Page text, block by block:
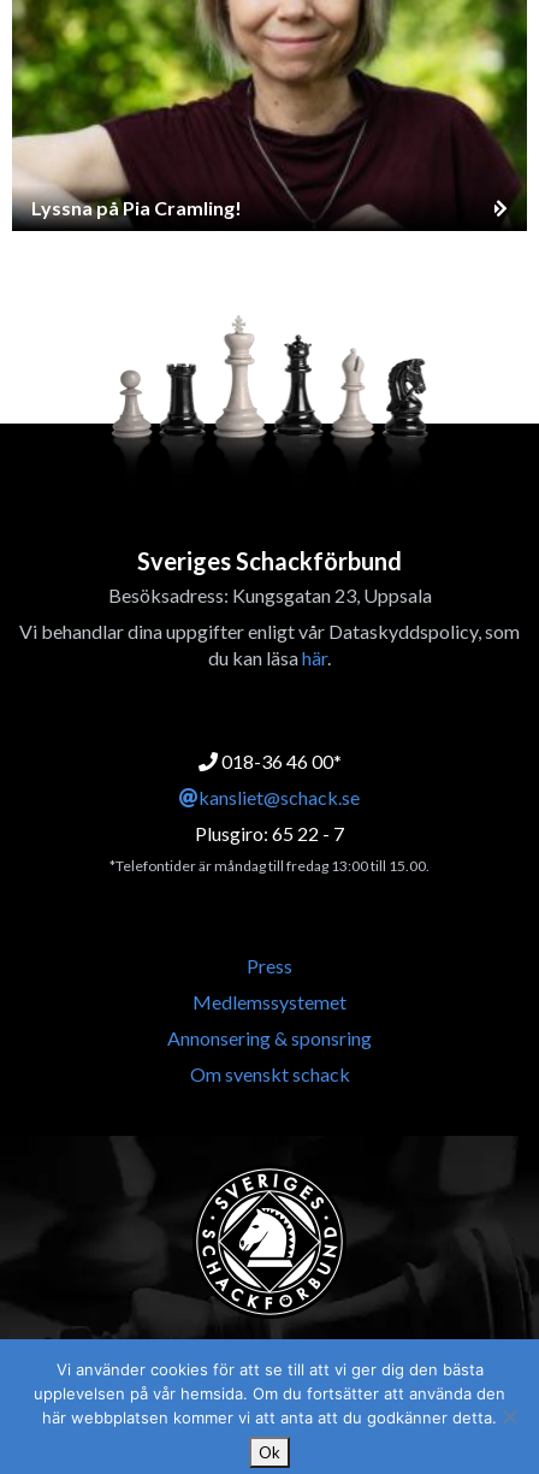
Lyssna på Pia Cramling!
Sveriges Schackförbund
Besöksadress: Kungsgatan 23, Uppsala
Vi behandlar dina uppgifter enligt vår Dataskyddspolicy, som
du kan läsahär.
018-36 46 00*
kansliet@schack.se
Plusgiro: 65 22 - 7
*Telefontider är måndag till fredag 13:00 till 15.00.
Press
Medlemssystemet
Annonsering & sponsring
Om svenskt schack
Vi använder cookies för att se till att vi ger dig den bästa
upplevelsen på vår hemsida. Om du fortsätter att använda den
här webbplatsen kommer vi att anta att du godkänner detta.
Ok